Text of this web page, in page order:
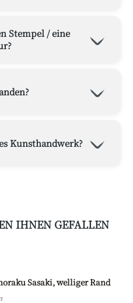
Stempel / eine
Kunsthandwerk?
IHNEN GEFALLEN
Sasaki, welliger Rand